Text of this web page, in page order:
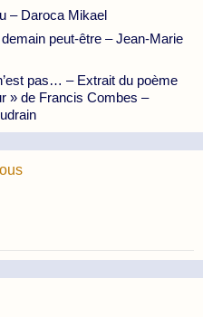
– Daroca Mikael
peut-être – Jean-Marie
pas… – Extrait du poème
» de Francis Combes –